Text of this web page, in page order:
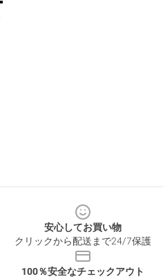
安心してお買い物
クリックから配送まで24/7保護
100％安全なチェックアウト